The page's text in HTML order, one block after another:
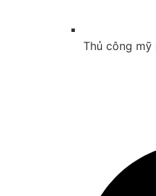
Thủ công mỹ